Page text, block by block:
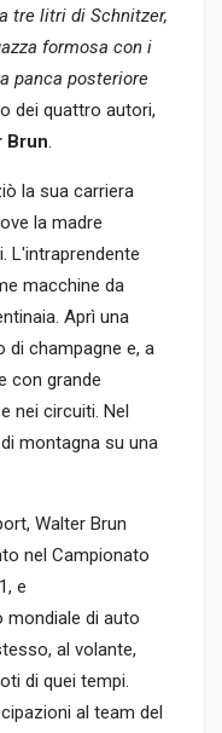
tre litri di Schnitzer,
formosa con i
panca posteriore
dei quattro autori,
Brun.
la sua carriera
la madre
L'intraprendente
macchine da
Aprì una
champagne e, a
con grande
nei circuiti. Nel
montagna su una
Walter Brun
nel Campionato
e
mondiale di auto
al volante,
di quei tempi.
al team del